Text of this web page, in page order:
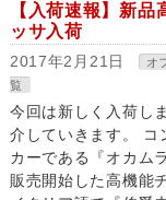
【入荷速報】新
ッサ入荷
2017年2月21日 オ
覧
今回は新しく入荷し
介していきます。 コ
カーである『オカム
販売開始した高機能